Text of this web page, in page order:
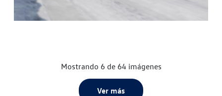
Mostrando 6 de 64 imágenes
Ver más